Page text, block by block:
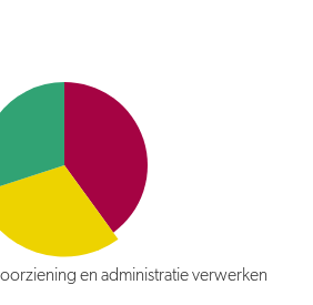
ondersteuning bieden